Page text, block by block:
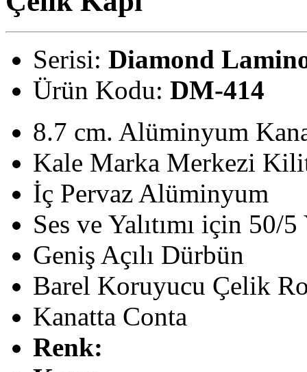
Serisi: Diamond
Ürün Kodu: DM-414
8.7 cm. Alüminyum
Kale Marka Merkezi
İç Pervaz Alüminyum
Ses ve Yalıtımı için 50/
Geniş Açılı Dürbün
Barel Koruyucu Çelik
Kanatta Conta
Renk: